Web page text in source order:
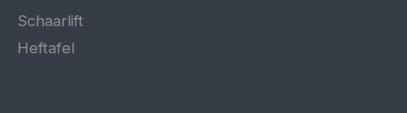
Schaarlift
Heftafel